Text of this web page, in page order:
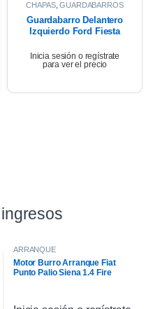
CHAPAS,GUARDABARROS
Guardabarro Delantero
Izquierdo Ford Fiesta
Inicia sesión o regístrate
para ver el precio
ARRANQUE
Motor Burro Arranque Fiat
Punto Palio Siena 1.4 Fire